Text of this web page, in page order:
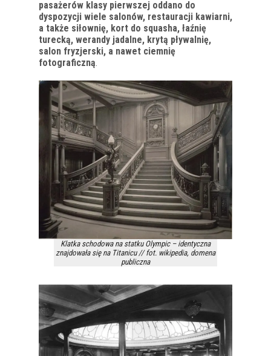
pasażerów klasy pierwszej oddano do
dyspozycji wiele salonów, restauracji kawiarni,
a także siłownię, kort do squasha, łaźnię
turecką, werandy jadalne, krytą pływalnię,
salon fryzjerski, a nawet ciemnię
fotograficzną.
Klatka schodowa na statku Olympic – identyczna
znajdowała się na Titanicu // fot. wikipedia, domena
publiczna